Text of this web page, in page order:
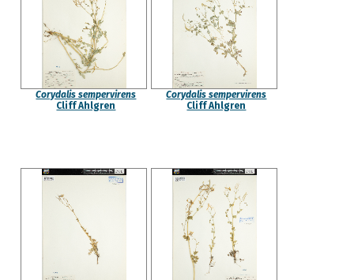
Corydalis sempervirens
Cliff Ahlgren
Corydalis sempervirens
Cliff Ahlgren